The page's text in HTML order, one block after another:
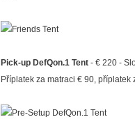
Pick-up DefQon.1 Tent - € 220 -
Příplatek za matraci € 90,